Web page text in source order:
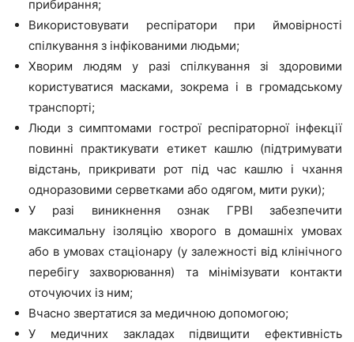
прибирання;
Використовувати респіратори при ймовірності
спілкування з інфікованими людьми;
Хворим людям у разі спілкування зі здоровими
користуватися масками, зокрема і в громадському
транспорті;
Люди з симптомами гострої респіраторної інфекції
повинні практикувати етикет кашлю (підтримувати
відстань, прикривати рот під час кашлю і чхання
одноразовими серветками або одягом, мити руки);
У разі виникнення ознак ГРВІ забезпечити
максимальну ізоляцію хворого в домашніх умовах
або в умовах стаціонару (у залежності від клінічного
перебігу захворювання) та мінімізувати контакти
оточуючих із ним;
Вчасно звертатися за медичною допомогою;
У медичних закладах підвищити ефективність